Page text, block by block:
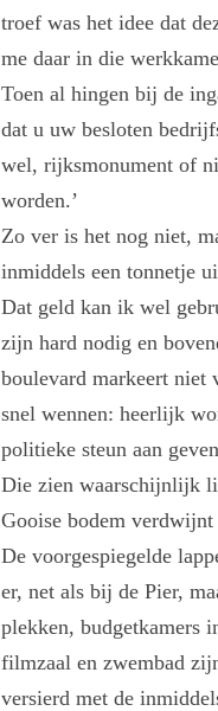
troef was het idee dat
me daar in die
Toen al hingen bij de
dat u uw besloten
wel, rijksmonument of
worden.’
Zo ver is het nog niet,
inmiddels een tonnetje
Dat geld kan ik wel
zijn hard nodig en
boulevard markeert niet
snel wennen: heerlijk
politieke steun aan
Die zien waarschijnlijk
Gooise bodem
De voorgespiegelde
er, net als bij de Pier,
plekken, budgetkamers
filmzaal en zwembad
versierd met de